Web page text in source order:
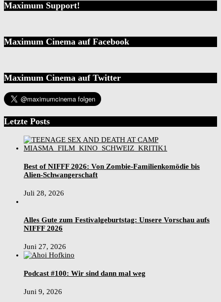
Maximum Support!
Maximum Cinema auf Facebook
Maximum Cinema auf Twitter
Letzte Posts
Best of NIFFF 2026: Von Zombie-Familienkomödie bis
Alien-Schwangerschaft
Juli 28, 2026
Alles Gute zum Festivalgeburtstag: Unsere Vorschau aufs
NIFFF 2026
Juni 27, 2026
Podcast #100: Wir sind dann mal weg
Juni 9, 2026